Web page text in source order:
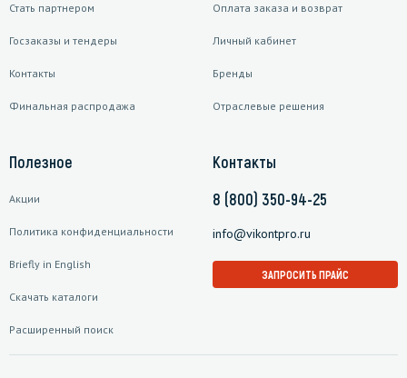
Стать партнером
Госзаказы и тендеры
Контакты
Финальная распродажа
Оплата заказа и возврат
Личный кабинет
Бренды
Отраслевые решения
Полезное
Акции
Политика конфиденциальности
Briefly in English
Скачать каталоги
Расширенный поиск
Контакты
8 (800) 350-94-25
info@vikontpro.ru
ЗАПРОСИТЬ ПРАЙС